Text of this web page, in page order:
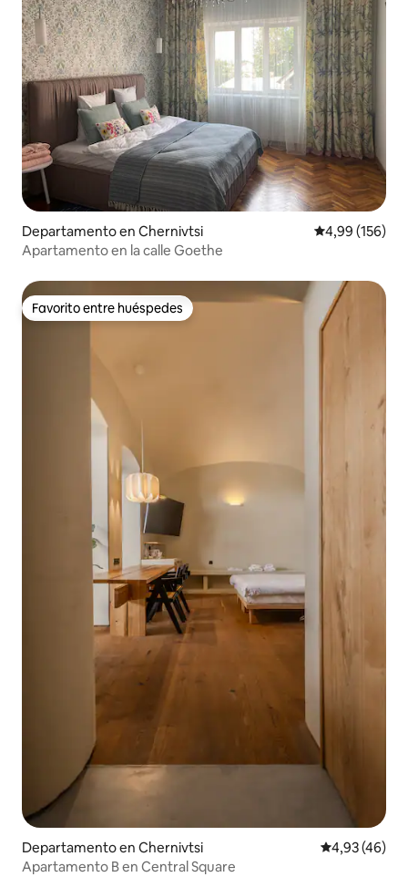
Departamento en Chernivtsi Calificación
4,99 (156)
Apartamento en la calle Goethe
Favorito entre huéspedes
Favorito entre huéspedes
Departamento en Chernivtsi Calificación
4,93 (46)
Apartamento B en Central Square